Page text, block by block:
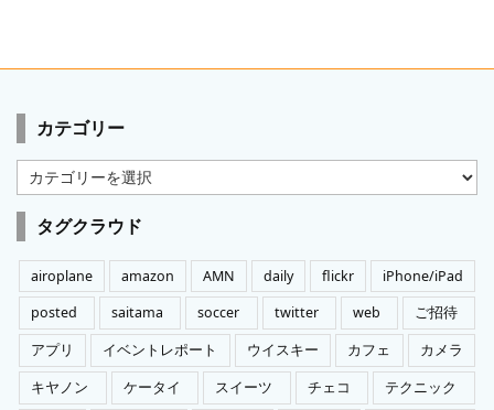
カテゴリー
カ
テ
ゴ
リ
ー
タグクラウド
airoplane amazon AMN daily flickr
iPhone/iPad
posted
saitama soccer twitter web
ご招待
アプリ
イベントレポート ウイスキー カフェ
カメラ
キヤノン
ケータイ スイーツ チェコ
テクニック